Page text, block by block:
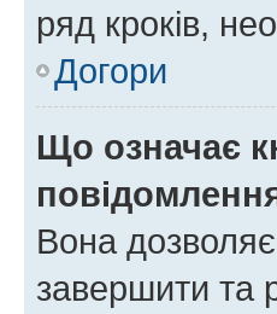
ряд кроків,
Догори
Що означає
Вона
завершити та